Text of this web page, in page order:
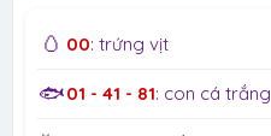
🥚 00: trứng vịt
🐟01 - 41 - 81: con cá trắng